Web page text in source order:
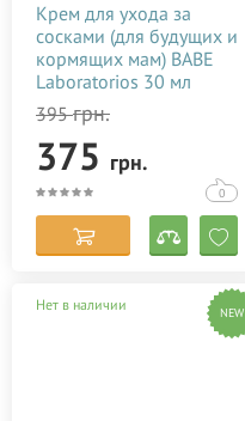
Крем для ухода за
сосками (для будущих и
кормящих мам) BABE
Laboratorios 30 мл
395грн.
375 грн.
0
Нет в наличии NEW